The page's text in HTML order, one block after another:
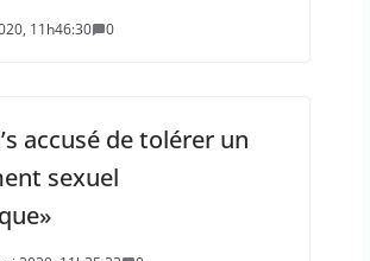
11h46:30 0
accusé de tolérer un
sexuel